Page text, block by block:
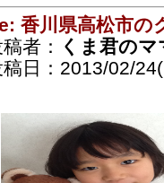
香川県高松市の
者：
くま君のマ
稿日：2013/02/